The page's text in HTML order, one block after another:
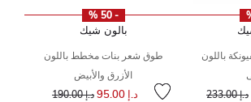
سعر مخفض من مخفض من
إلى
باللون
د.إ 233.00
- 50 %
بالون شيك
طوق شعر بنات مخطط باللون
الأزرق والأبيض
د.إ 95.00 د.إ 190.00